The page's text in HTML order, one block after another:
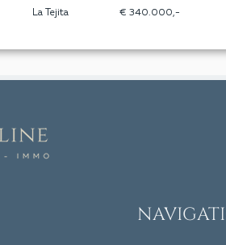
La Tejita € 340.000,-